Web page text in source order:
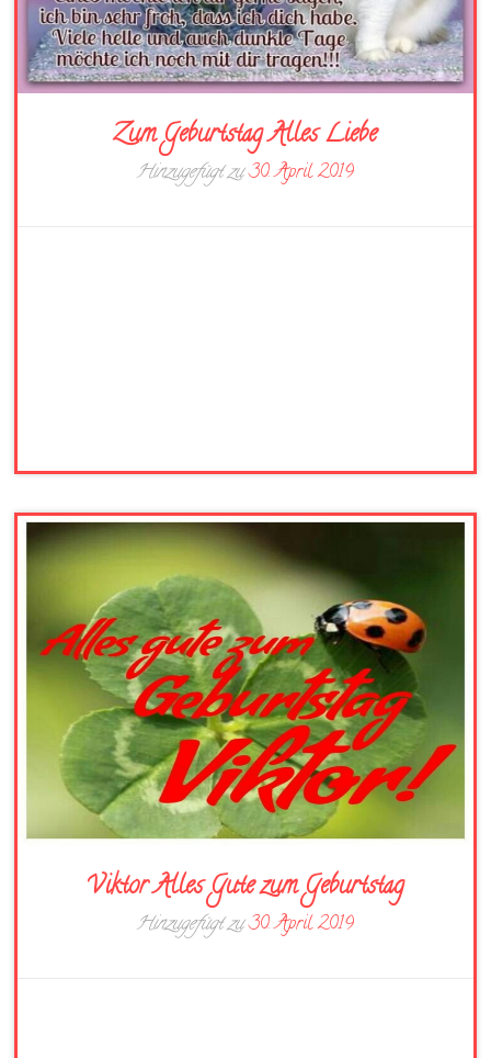
Zum Geburtstag Alles Liebe
Hinzugefügt zu30. April 2019
Viktor Alles Gute zum Geburtstag
Hinzugefügt zu30. April 2019